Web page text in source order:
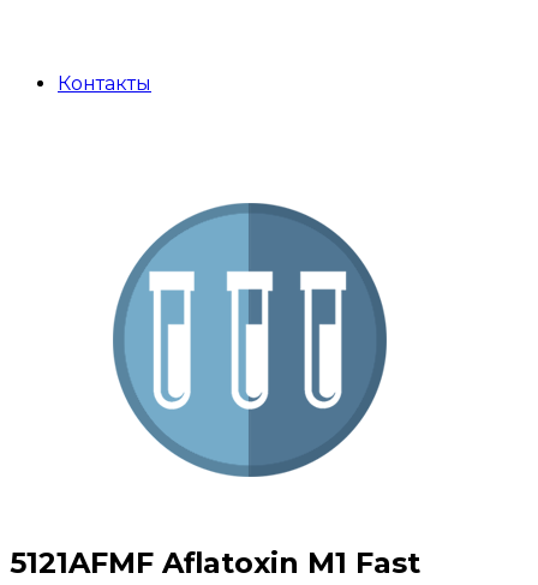
Контакты
5121AFMF Aflatoxin M1 Fast